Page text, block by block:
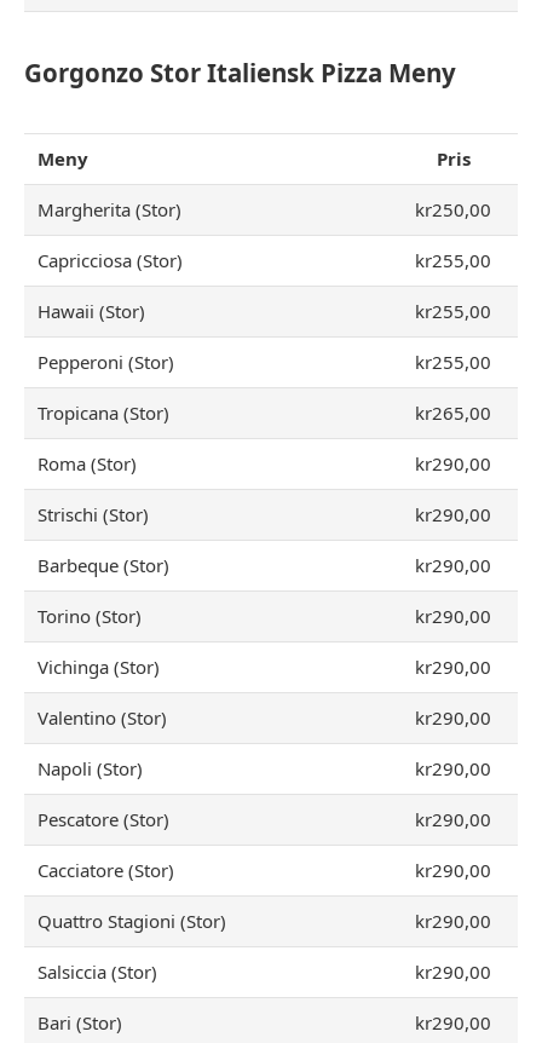
Gorgonzo Stor Italiensk Pizza Meny
Meny Pris
Margherita (Stor) kr250,00
Capricciosa (Stor) kr255,00
Hawaii (Stor) kr255,00
Pepperoni (Stor) kr255,00
Tropicana (Stor) kr265,00
Roma (Stor) kr290,00
Strischi (Stor) kr290,00
Barbeque (Stor) kr290,00
Torino (Stor) kr290,00
Vichinga (Stor) kr290,00
Valentino (Stor) kr290,00
Napoli (Stor) kr290,00
Pescatore (Stor) kr290,00
Cacciatore (Stor) kr290,00
Quattro Stagioni (Stor) kr290,00
Salsiccia (Stor) kr290,00
Bari (Stor) kr290,00